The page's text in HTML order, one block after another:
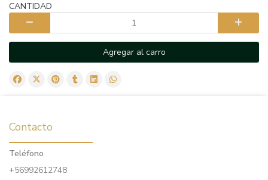
CANTIDAD
Agregar al carro
Contacto
Teléfono
+56992612748